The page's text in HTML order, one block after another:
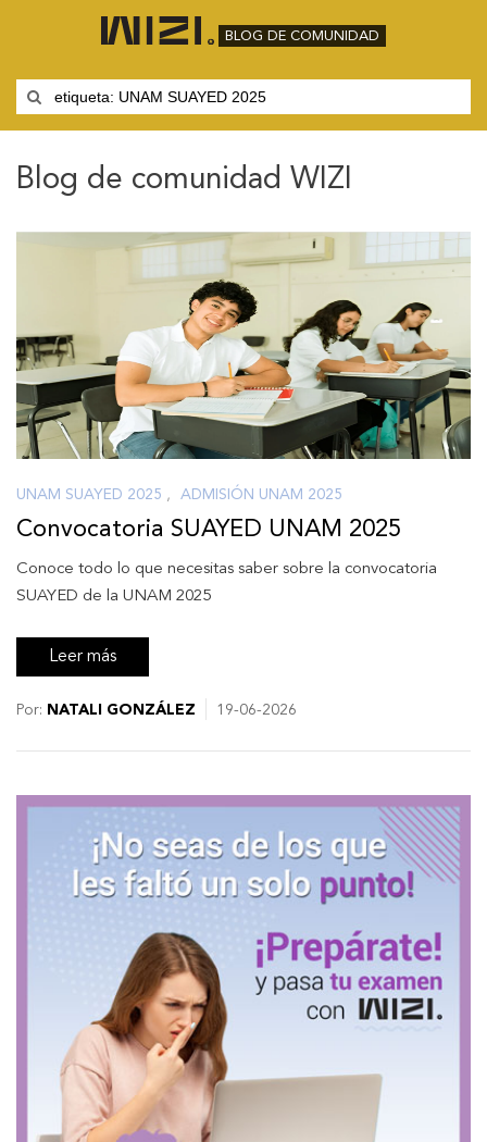
BLOG DE COMUNIDAD
Blog de comunidad WIZI
UNAM SUAYED 2025 , ADMISIÓN UNAM 2025
Convocatoria SUAYED UNAM 2025
Conoce todo lo que necesitas saber sobre la convocatoria
SUAYED de la UNAM 2025
Leer más
Por: NATALI GONZÁLEZ 19-06-2026